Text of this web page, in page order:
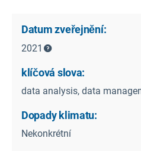
Datum zveřejnění:
2021
klíčová slova:
data analysis, data
Dopady klimatu:
Nekonkrétní